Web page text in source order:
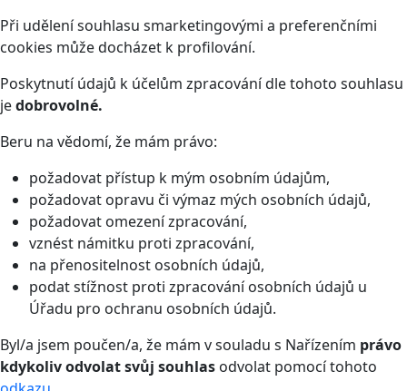
Při udělení souhlasu smarketingovými a preferenčními
cookies může docházet k profilování.
Poskytnutí údajů k účelům zpracování dle tohoto souhlasu
jedobrovolné.
Beru na vědomí, že mám právo:
požadovat přístup k mým osobním údajům,
požadovat opravu či výmaz mých osobních údajů,
požadovat omezení zpracování,
vznést námitku proti zpracování,
na přenositelnost osobních údajů,
podat stížnost proti zpracování osobních údajů u
Úřadu pro ochranu osobních údajů.
Byl/a jsem poučen/a, že mám v souladu s Nařízením právo
kdykoliv odvolat svůj souhlas odvolat pomocí tohoto